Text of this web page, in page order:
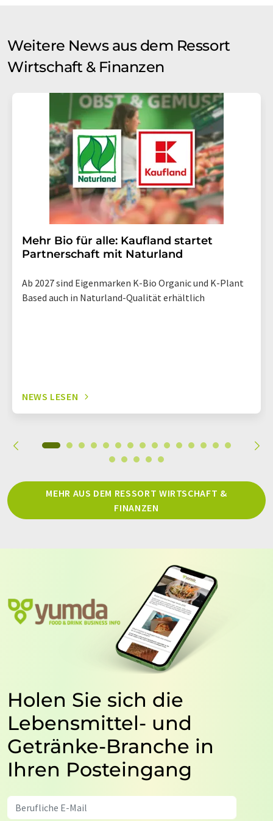
Weitere News aus dem Ressort
Wirtschaft & Finanzen
Mehr Bio für alle: Kaufland startet
Partnerschaft mit Naturland
Ab 2027 sind Eigenmarken K-Bio Organic und K-Plant
Based auch in Naturland-Qualität erhältlich
NEWS LESEN
MEHR AUS DEM RESSORT WIRTSCHAFT &
FINANZEN
Holen Sie sich die
Lebensmittel- und
Getränke-Branche in
Ihren Posteingang